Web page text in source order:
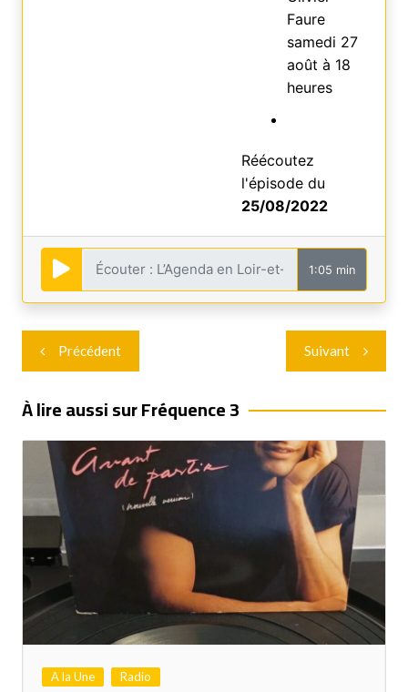
Faure
samedi 27
août à 18
heures
Réécoutez
l'épisode du
25/08/2022
1:05 min
Navigation
de
l’article
Précédent Suivant
À lire aussi sur Fréquence 3
A la Une Radio